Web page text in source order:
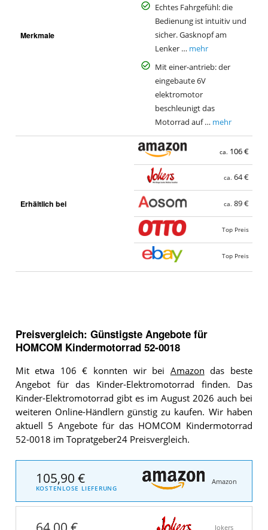
Merkmale
Echtes Fahrgefühl: die
Bedienung ist intuitiv und
sicher. Gasknopf am
Lenker … mehr
Mit einer-antrieb: der
eingebaute 6V
elektromotor
beschleunigt das
Motorrad auf … mehr
Erhältlich bei
ca. 106 €
ca. 64 €
ca. 89 €
Top Preis
Top Preis
Preisvergleich: Günstigste Angebote für
HOMCOM Kindermotorrad 52-0018
Mit etwa 106 € konnten wir bei Amazon das beste
Angebot für das Kinder-Elektromotorrad finden. Das
Kinder-Elektromotorrad gibt es im August 2026 auch bei
weiteren Online-Händlern günstig zu kaufen. Wir haben
aktuell 5 Angebote für das HOMCOM Kindermotorrad
52-0018 im Topratgeber24 Preisvergleich.
105,90 €
KOSTENLOSE LIEFERUNG
Amazon
Jokers